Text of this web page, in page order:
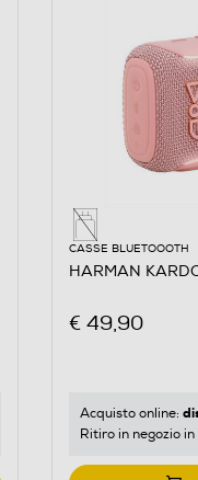
CASSE BLUETOOOTH
HARMAN
€ 49,90
Acquisto online:
Ritiro in negozio